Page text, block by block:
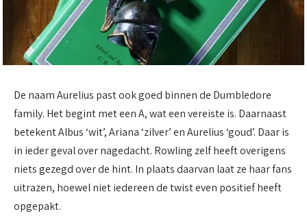
De naam Aurelius past ook goed binnen de Dumbledore
family. Het begint met een A, wat een vereiste is. Daarnaast
betekent Albus ‘wit’, Ariana ‘zilver’ en Aurelius ‘goud’. Daar is
in ieder geval over nagedacht. Rowling zelf heeft overigens
niets gezegd over de hint. In plaats daarvan laat ze haar fans
uitrazen, hoewel niet iedereen de twist even positief heeft
opgepakt.